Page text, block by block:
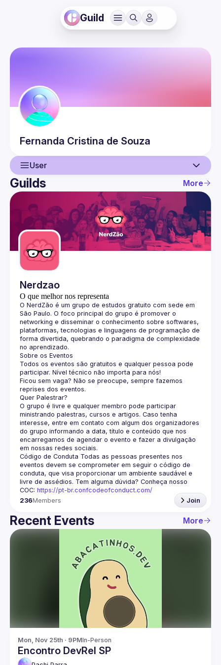
Guild
Fernanda Cristina de Souza
User
User
Events
Guilds
Guilds More
Nerdzao
O que melhor nos representa
O NerdZão é um grupo de estudos gratuito com sede em
São Paulo. O foco principal do grupo é promover o
networking e disseminar o conhecimento sobre softwares,
plataformas, tecnologias e linguagens de programação de
forma divertida, quebrando o paradigma de complexidade
no aprendizado.
Sobre os Eventos
Todos os eventos são gratuitos e qualquer pessoa pode
participar. Nível técnico não importa para nós!
Ficou sem vaga? Não se preocupe, sempre fazemos
reprises dos eventos.
Quer Palestrar?
O grupo é livre e qualquer membro pode participar
ministrando palestras, cursos e artigos. Caso tenha
interesse, entre em contato com algum dos organizadores
do grupo informando a data, título e conteúdo que nos
encarregamos de agendar o evento e fazer a divulgação
em nossas redes sociais.
Código de Conduta Todas as pessoas presentes nos
eventos devem se comprometer em seguir o código de
conduta, que visa proporcionar um ambiente saudável e
livre de assédios. Tem alguma dúvida? Conheça nosso
COC: https://pt-br.confcodeofconduct.com/
236Members Join
Recent Events More
Mon, Nov 25th · 9PMIn-Person
Encontro DevRel SP